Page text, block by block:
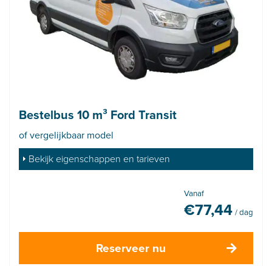
Bestelbus 10 m³ Ford Transit
of vergelijkbaar model
Bekijk eigenschappen en tarieven
Vanaf
€77,44 / dag
Reserveer nu